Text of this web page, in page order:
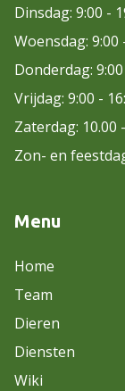
Dinsdag: 9:00 -
Woensdag: 9:00
Donderdag:
Vrijdag: 9:00 -
Zaterdag: 10.00
Zon- en
Menu
Home
Team
Dieren
Diensten
Wiki